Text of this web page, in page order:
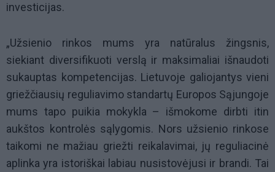
investicijas.
„Užsienio rinkos mums yra natūralus žingsnis,
siekiant diversifikuoti verslą ir maksimaliai išnaudoti
sukauptas kompetencijas. Lietuvoje galiojantys vieni
griežčiausių reguliavimo standartų Europos Sąjungoje
mums tapo puikia mokykla – išmokome dirbti itin
aukštos kontrolės sąlygomis. Nors užsienio rinkose
taikomi ne mažiau griežti reikalavimai, jų reguliacinė
aplinka yra istoriškai labiau nusistovėjusi ir brandi. Tai